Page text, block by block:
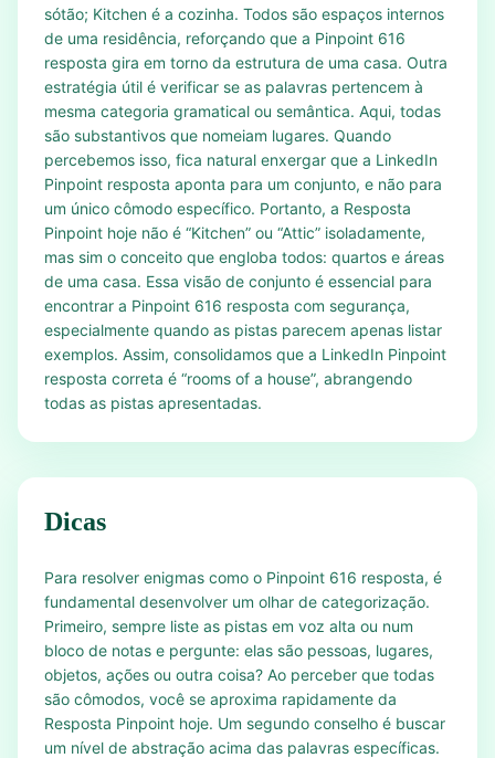
sótão; Kitchen é a cozinha. Todos são espaços internos
de uma residência, reforçando que a Pinpoint 616
resposta gira em torno da estrutura de uma casa. Outra
estratégia útil é verificar se as palavras pertencem à
mesma categoria gramatical ou semântica. Aqui, todas
são substantivos que nomeiam lugares. Quando
percebemos isso, fica natural enxergar que a LinkedIn
Pinpoint resposta aponta para um conjunto, e não para
um único cômodo específico. Portanto, a Resposta
Pinpoint hoje não é “Kitchen” ou “Attic” isoladamente,
mas sim o conceito que engloba todos: quartos e áreas
de uma casa. Essa visão de conjunto é essencial para
encontrar a Pinpoint 616 resposta com segurança,
especialmente quando as pistas parecem apenas listar
exemplos. Assim, consolidamos que a LinkedIn Pinpoint
resposta correta é “rooms of a house”, abrangendo
todas as pistas apresentadas.
Dicas
Para resolver enigmas como o Pinpoint 616 resposta, é
fundamental desenvolver um olhar de categorização.
Primeiro, sempre liste as pistas em voz alta ou num
bloco de notas e pergunte: elas são pessoas, lugares,
objetos, ações ou outra coisa? Ao perceber que todas
são cômodos, você se aproxima rapidamente da
Resposta Pinpoint hoje. Um segundo conselho é buscar
um nível de abstração acima das palavras específicas.